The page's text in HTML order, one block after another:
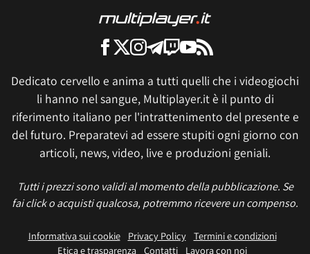
Dedicato cervello e anima a tutti quelli che i videogiochi
li hanno nel sangue, Multiplayer.it è il punto di
riferimento italiano per l'intrattenimento del presente e
del futuro. Preparatevi ad essere stupiti ogni giorno con
articoli, news, video, live e produzioni geniali.
Tutti i prezzi sono validi al momento della pubblicazione. Se
fai click o acquisti qualcosa, potremmo ricevere un compenso.
Informativa sui cookie Privacy Policy
Termini e condizioni
Etica e trasparenza Contatti Lavora con noi